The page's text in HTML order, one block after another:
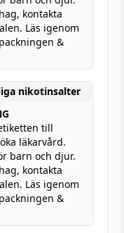
kontakta
Läs igenom
&
nikotinsalter
till
läkarvård.
barn och djur.
kontakta
Läs igenom
&